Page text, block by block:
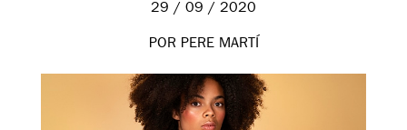
29 / 09 / 2020
POR PERE MARTÍ